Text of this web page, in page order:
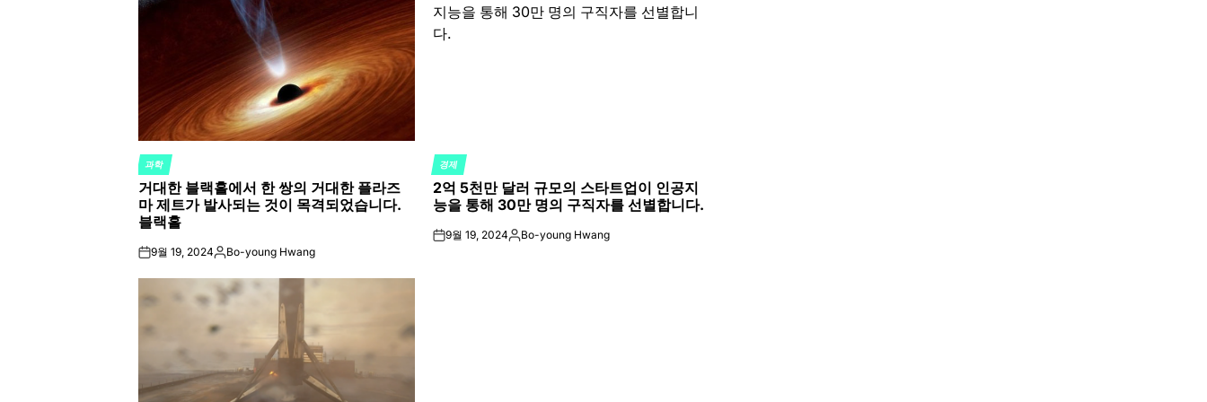
POSTED
IN
과학
거대한 블랙홀에서 한 쌍의 거대한 플라즈
마 제트가 발사되는 것이 목격되었습니다.
블랙홀
on9월 19, 2024Posted
Bo-young Hwang
POSTED
IN
경제
2억 5천만 달러 규모의 스타트업이 인공지
능을 통해 30만 명의 구직자를 선별합니다.
on9월 19, 2024Posted
Bo-young Hwang